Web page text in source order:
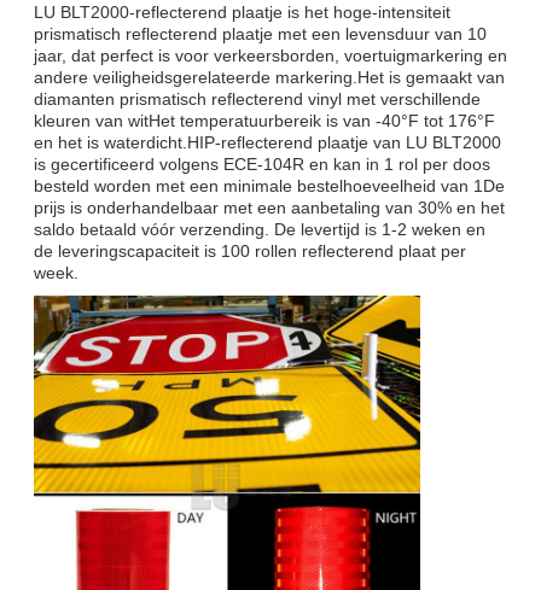
Monster:
Gratis monster tijdens het ophalen van de vracht
Aflevering
7 dagen, afhankelijk van de hoeveelheid
bestelling
LU BLT2000-reflecterend plaatje is het hoge-intensiteit
prismatisch reflecterend plaatje met een levensduur van 10
jaar, dat perfect is voor verkeersborden, voertuigmarkering en
andere veiligheidsgerelateerde markering.Het is gemaakt van
diamanten prismatisch reflecterend vinyl met verschillende
kleuren van witHet temperatuurbereik is van -40°F tot 176°F
en het is waterdicht.HIP-reflecterend plaatje van LU BLT2000
is gecertificeerd volgens ECE-104R en kan in 1 rol per doos
besteld worden met een minimale bestelhoeveelheid van 1De
prijs is onderhandelbaar met een aanbetaling van 30% en het
saldo betaald vóór verzending. De levertijd is 1-2 weken en
de leveringscapaciteit is 100 rollen reflecterend plaat per
week.